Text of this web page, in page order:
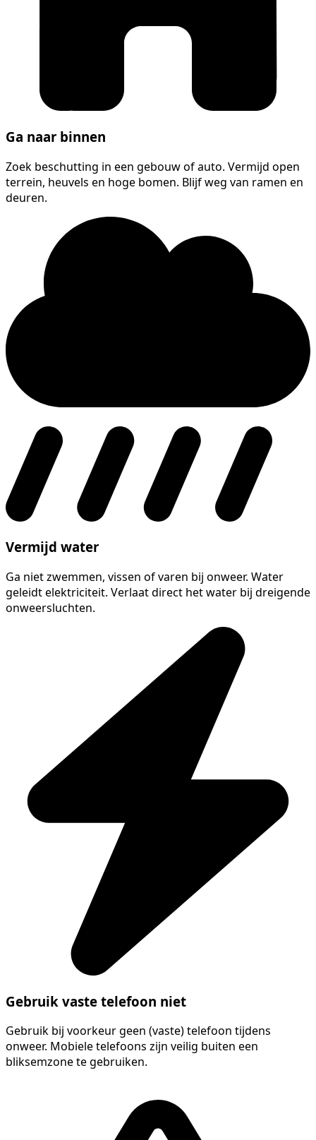
Ga naar binnen
Zoek beschutting in een gebouw of auto. Vermijd open
terrein, heuvels en hoge bomen. Blijf weg van ramen en
deuren.
Vermijd water
Ga niet zwemmen, vissen of varen bij onweer. Water
geleidt elektriciteit. Verlaat direct het water bij dreigende
onweersluchten.
Gebruik vaste telefoon niet
Gebruik bij voorkeur geen (vaste) telefoon tijdens
onweer. Mobiele telefoons zijn veilig buiten een
bliksemzone te gebruiken.